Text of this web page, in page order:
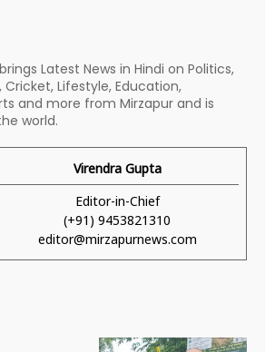
brings Latest News in Hindi on Politics,
Cricket, Lifestyle, Education,
and more from Mirzapur and is
world.
Virendra Gupta
Editor-in-Chief
(+91) 9453821310
editor@mirzapurnews.com